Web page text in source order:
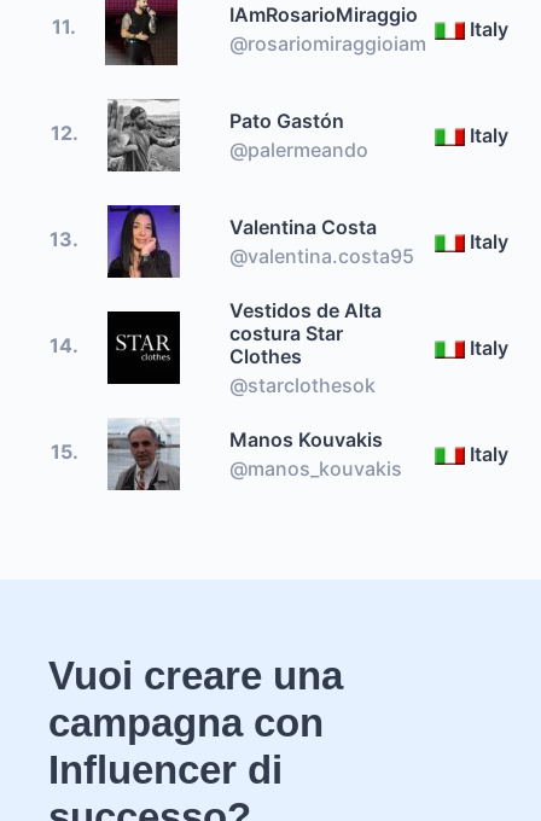
11.
IAmRosarioMiraggio
@rosariomiraggioiam
Italy
12.
Pato Gastón
@palermeando
Italy
13.
Valentina Costa
@valentina.costa95
Italy
14.
Vestidos de Alta
costura Star
Clothes
@starclothesok
Italy
15.
Manos Kouvakis
@manos_kouvakis
Italy
Vuoi creare una
campagna con
Influencer di